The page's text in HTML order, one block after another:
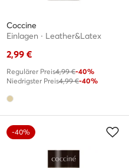
Coccine
Einlagen · Leather&Latex
2,99 €
Regulärer Preis4,99 €-40%
Niedrigster Preis4,99 €-40%
-40%